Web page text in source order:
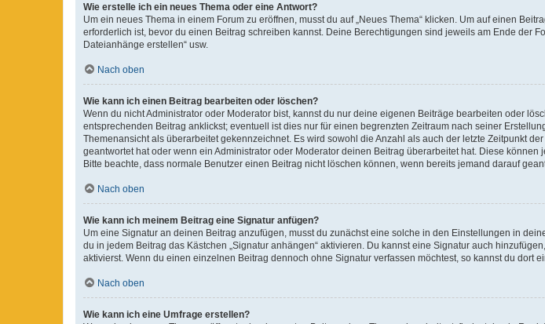
Wie erstelle ich ein neues Thema oder eine Antwort?
Um ein neues Thema in einem Forum zu eröffnen, musst du auf „Neues Thema“ klicken. Um auf einen
erforderlich ist, bevor du einen Beitrag schreiben kannst. Deine Berechtigungen sind jeweils am Ende der
Dateianhänge erstellen“ usw.
Nach oben
Wie kann ich einen Beitrag bearbeiten oder löschen?
Wenn du nicht Administrator oder Moderator bist, kannst du nur deine eigenen Beiträge bearbeiten oder
entsprechenden Beitrag anklickst; eventuell ist dies nur für einen begrenzten Zeitraum nach seiner
Themenansicht als überarbeitet gekennzeichnet. Es wird sowohl die Anzahl als auch der letzte Zeitpunkt
geantwortet hat oder wenn ein Administrator oder Moderator deinen Beitrag überarbeitet hat. Diese
Bitte beachte, dass normale Benutzer einen Beitrag nicht löschen können, wenn bereits jemand darauf
Nach oben
Wie kann ich meinem Beitrag eine Signatur anfügen?
Um eine Signatur an deinen Beitrag anzufügen, musst du zunächst eine solche in den Einstellungen in
du in jedem Beitrag das Kästchen „Signatur anhängen“ aktivieren. Du kannst eine Signatur auch
aktivierst. Wenn du einen einzelnen Beitrag dennoch ohne Signatur verfassen möchtest, so kannst du dort
Nach oben
Wie kann ich eine Umfrage erstellen?